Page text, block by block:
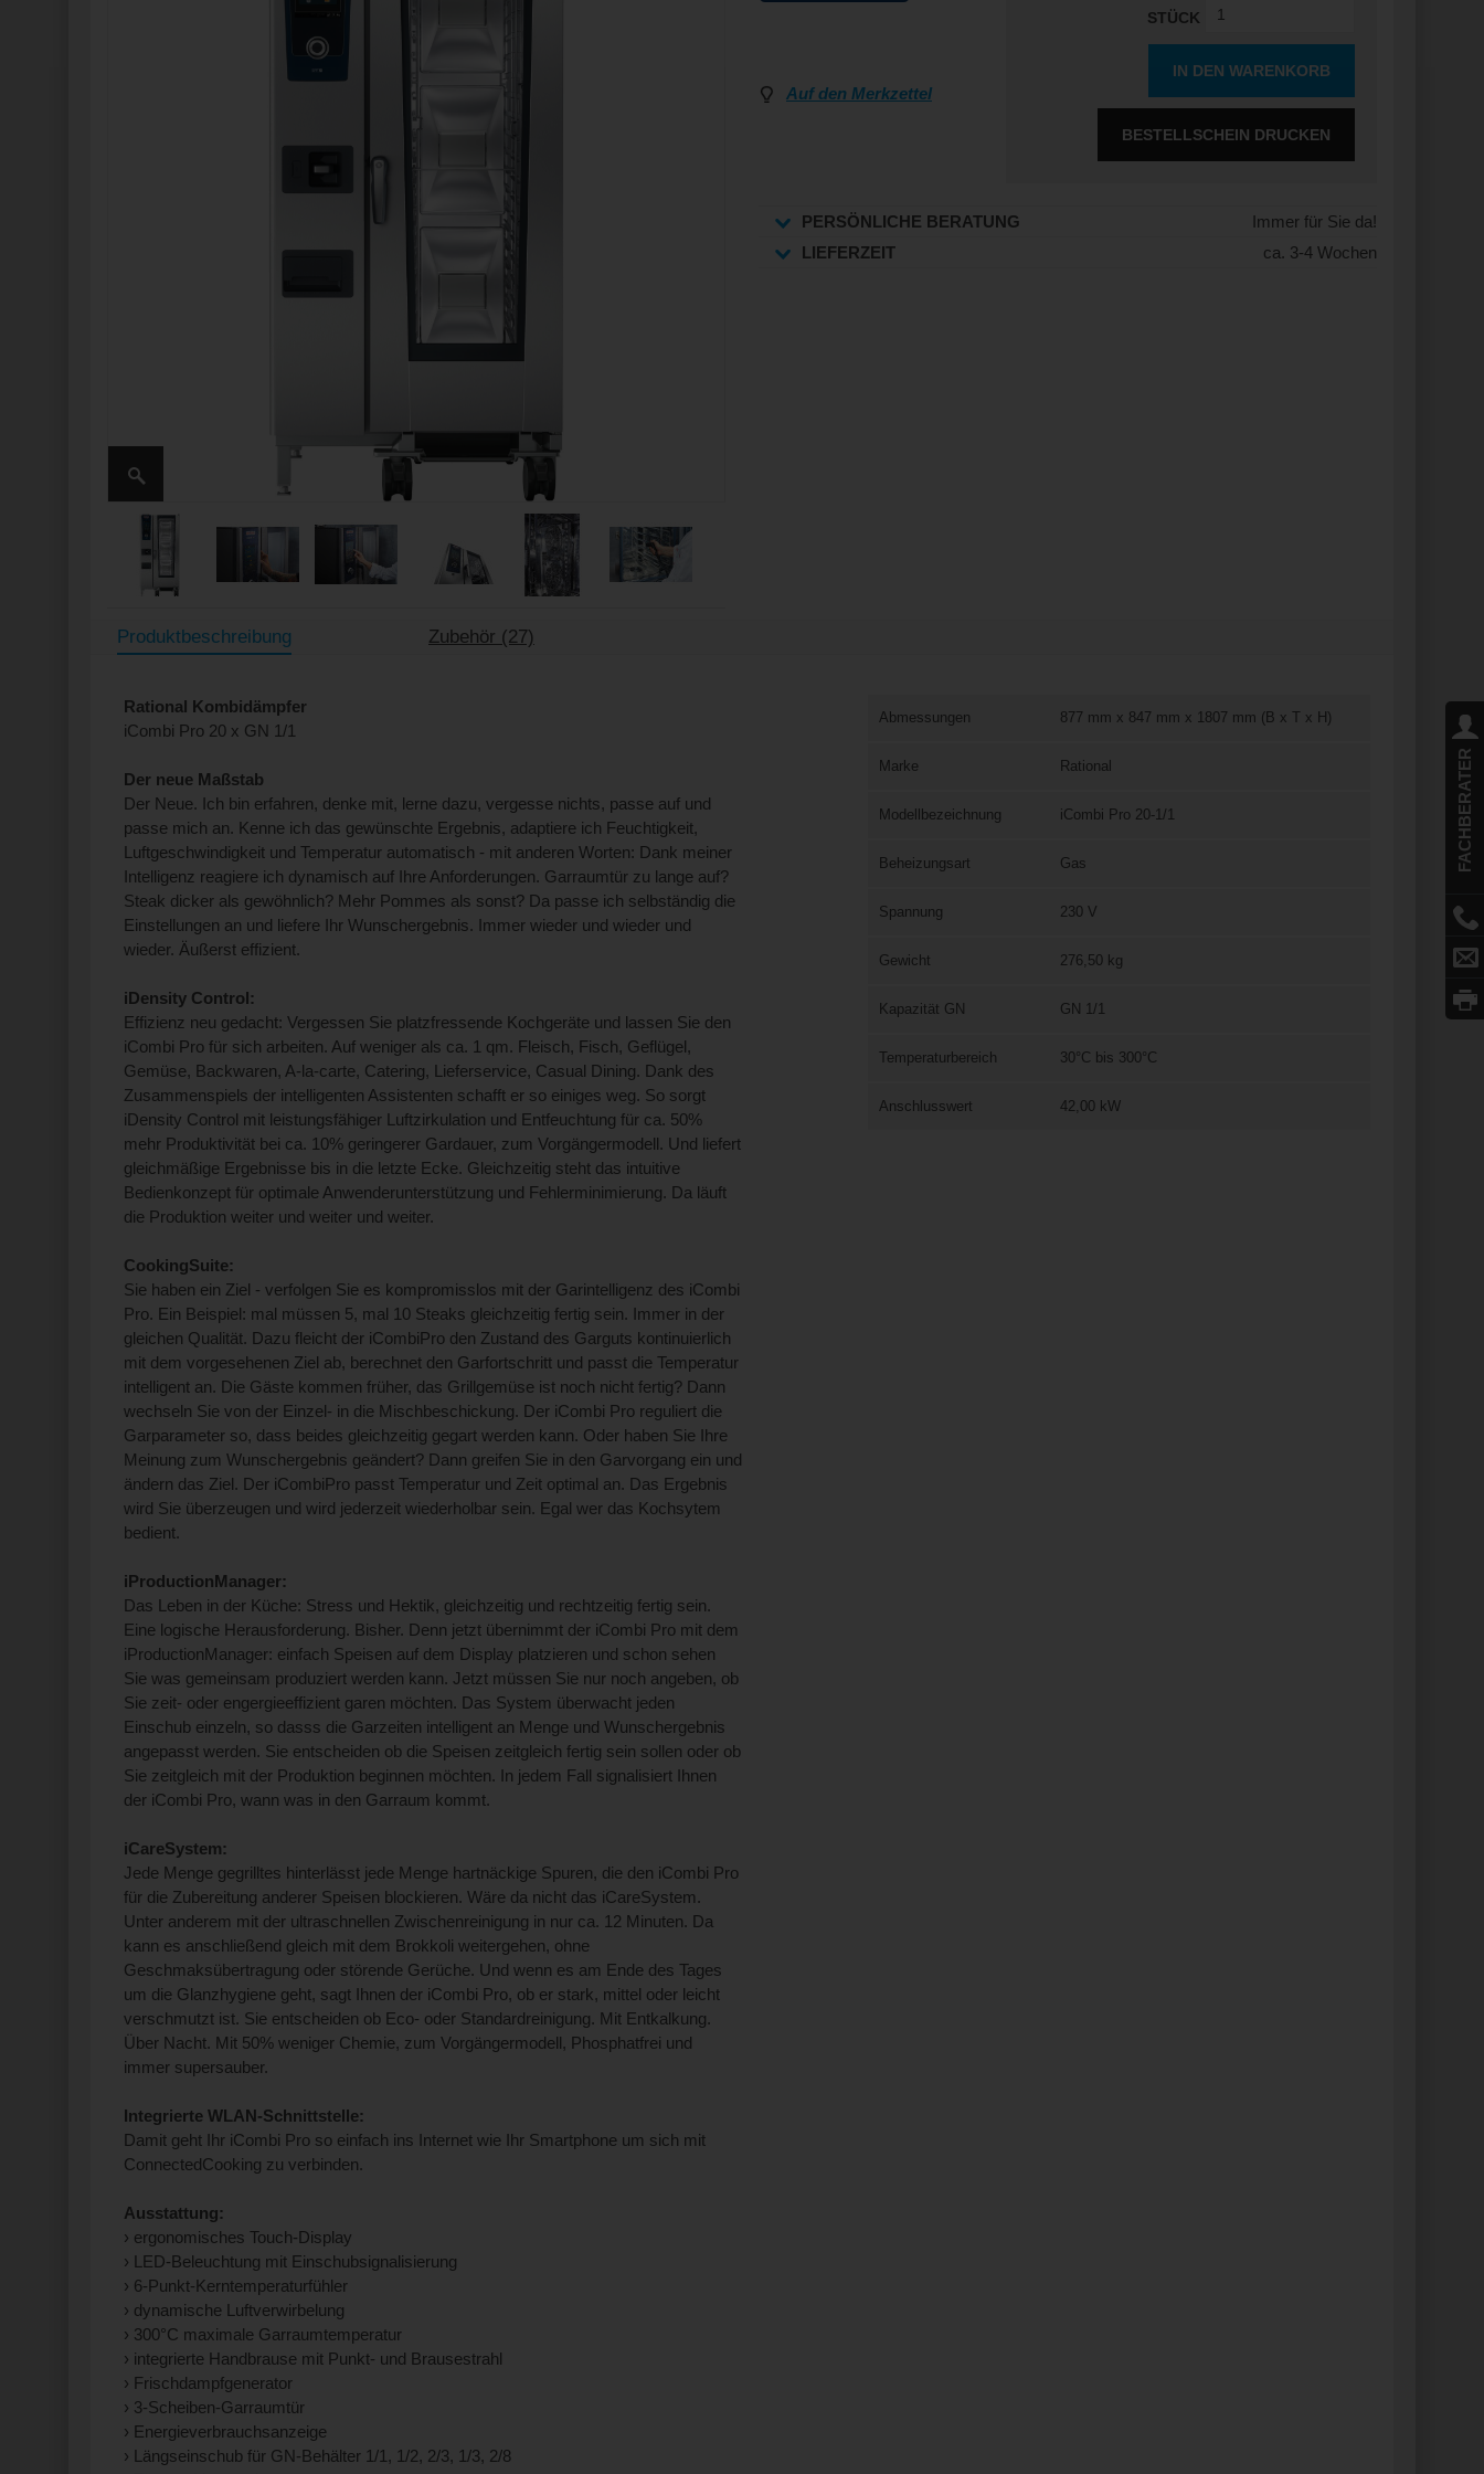
FACHBERATER
Auf den Merkzettel
STÜCK
IN DEN WARENKORB
BESTELLSCHEIN DRUCKEN
PERSÖNLICHE BERATUNG
Immer für Sie da!
LIEFERZEIT
ca. 3-4 Wochen
Produktbeschreibung Zubehör (27)
Rational Kombidämpfer
iCombi Pro 20 x GN 1/1
Der neue Maßstab
Der Neue. Ich bin erfahren, denke mit, lerne dazu, vergesse nichts, passe auf und
passe mich an. Kenne ich das gewünschte Ergebnis, adaptiere ich Feuchtigkeit,
Luftgeschwindigkeit und Temperatur automatisch - mit anderen Worten: Dank meiner
Intelligenz reagiere ich dynamisch auf Ihre Anforderungen. Garraumtür zu lange auf?
Steak dicker als gewöhnlich? Mehr Pommes als sonst? Da passe ich selbständig die
Einstellungen an und liefere Ihr Wunschergebnis. Immer wieder und wieder und
wieder. Äußerst effizient.
iDensity Control:
Effizienz neu gedacht: Vergessen Sie platzfressende Kochgeräte und lassen Sie den
iCombi Pro für sich arbeiten. Auf weniger als ca. 1 qm. Fleisch, Fisch, Geflügel,
Gemüse, Backwaren, A-la-carte, Catering, Lieferservice, Casual Dining. Dank des
Zusammenspiels der intelligenten Assistenten schafft er so einiges weg. So sorgt
iDensity Control mit leistungsfähiger Luftzirkulation und Entfeuchtung für ca. 50%
mehr Produktivität bei ca. 10% geringerer Gardauer, zum Vorgängermodell. Und liefert
gleichmäßige Ergebnisse bis in die letzte Ecke. Gleichzeitig steht das intuitive
Bedienkonzept für optimale Anwenderunterstützung und Fehlerminimierung. Da läuft
die Produktion weiter und weiter und weiter.
CookingSuite:
Sie haben ein Ziel - verfolgen Sie es kompromisslos mit der Garintelligenz des iCombi
Pro. Ein Beispiel: mal müssen 5, mal 10 Steaks gleichzeitig fertig sein. Immer in der
gleichen Qualität. Dazu fleicht der iCombiPro den Zustand des Garguts kontinuierlich
mit dem vorgesehenen Ziel ab, berechnet den Garfortschritt und passt die Temperatur
intelligent an. Die Gäste kommen früher, das Grillgemüse ist noch nicht fertig? Dann
wechseln Sie von der Einzel- in die Mischbeschickung. Der iCombi Pro reguliert die
Garparameter so, dass beides gleichzeitig gegart werden kann. Oder haben Sie Ihre
Meinung zum Wunschergebnis geändert? Dann greifen Sie in den Garvorgang ein und
ändern das Ziel. Der iCombiPro passt Temperatur und Zeit optimal an. Das Ergebnis
wird Sie überzeugen und wird jederzeit wiederholbar sein. Egal wer das Kochsytem
bedient.
iProductionManager:
Das Leben in der Küche: Stress und Hektik, gleichzeitig und rechtzeitig fertig sein.
Eine logische Herausforderung. Bisher. Denn jetzt übernimmt der iCombi Pro mit dem
iProductionManager: einfach Speisen auf dem Display platzieren und schon sehen
Sie was gemeinsam produziert werden kann. Jetzt müssen Sie nur noch angeben, ob
Sie zeit- oder engergieeffizient garen möchten. Das System überwacht jeden
Einschub einzeln, so dasss die Garzeiten intelligent an Menge und Wunschergebnis
angepasst werden. Sie entscheiden ob die Speisen zeitgleich fertig sein sollen oder ob
Sie zeitgleich mit der Produktion beginnen möchten. In jedem Fall signalisiert Ihnen
der iCombi Pro, wann was in den Garraum kommt.
iCareSystem:
Jede Menge gegrilltes hinterlässt jede Menge hartnäckige Spuren, die den iCombi Pro
für die Zubereitung anderer Speisen blockieren. Wäre da nicht das iCareSystem.
Unter anderem mit der ultraschnellen Zwischenreinigung in nur ca. 12 Minuten. Da
kann es anschließend gleich mit dem Brokkoli weitergehen, ohne
Geschmaksübertragung oder störende Gerüche. Und wenn es am Ende des Tages
um die Glanzhygiene geht, sagt Ihnen der iCombi Pro, ob er stark, mittel oder leicht
verschmutzt ist. Sie entscheiden ob Eco- oder Standardreinigung. Mit Entkalkung.
Über Nacht. Mit 50% weniger Chemie, zum Vorgängermodell, Phosphatfrei und
immer supersauber.
Integrierte WLAN-Schnittstelle:
Damit geht Ihr iCombi Pro so einfach ins Internet wie Ihr Smartphone um sich mit
ConnectedCooking zu verbinden.
Ausstattung:
› ergonomisches Touch-Display
› LED-Beleuchtung mit Einschubsignalisierung
› 6-Punkt-Kerntemperaturfühler
› dynamische Luftverwirbelung
› 300°C maximale Garraumtemperatur
› integrierte Handbrause mit Punkt- und Brausestrahl
› Frischdampfgenerator
› 3-Scheiben-Garraumtür
› Energieverbrauchsanzeige
› Längseinschub für GN-Behälter 1/1, 1/2, 2/3, 1/3, 2/8
Abmessungen 877 mm x 847 mm x 1807 mm (B x T x H)
Marke Rational
Modellbezeichnung iCombi Pro 20-1/1
Beheizungsart Gas
Spannung 230 V
Gewicht 276,50 kg
Kapazität GN GN 1/1
Temperaturbereich 30°C bis 300°C
Anschlusswert 42,00 kW